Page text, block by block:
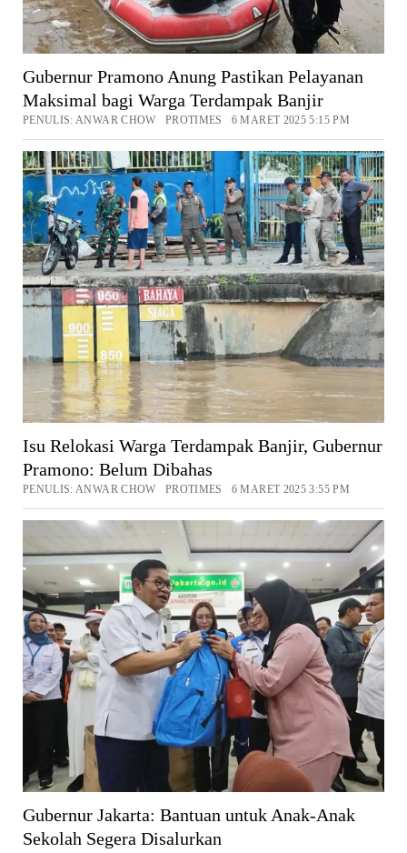
Gubernur Pramono Anung Pastikan Pelayanan
Maksimal bagi Warga Terdampak Banjir
PENULIS: ANWAR CHOW PROTIMES 6 MARET 2025 5:15 PM
Isu Relokasi Warga Terdampak Banjir, Gubernur
Pramono: Belum Dibahas
PENULIS: ANWAR CHOW PROTIMES 6 MARET 2025 3:55 PM
Gubernur Jakarta: Bantuan untuk Anak-Anak
Sekolah Segera Disalurkan